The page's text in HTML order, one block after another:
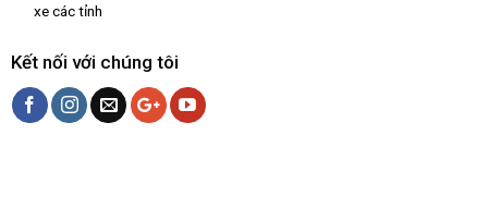
xe các tỉnh
Kết nối với chúng tôi